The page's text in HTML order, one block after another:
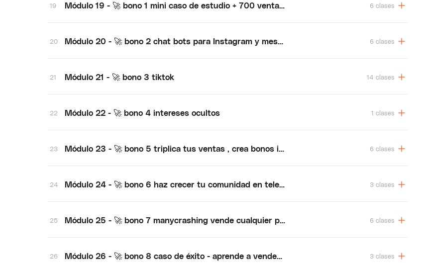
19 Módulo 19 - 🚀 bono 1 mini caso de estudio + 700 ventas con un solo producto 6 clases
20 Módulo 20 - 🚀 bono 2 chat bots para Instagram y messenger para vender productos digitales
6 clases
21 Módulo 21 - 🚀 bono 3 tiktok 14 clases
22 Módulo 22 - 🚀 bono 4 intereses ocultos 1 clases
23 Módulo 23 - 🚀 bono 5 triplica tus ventas , crea bonos irresistibles 6 clases
24 Módulo 24 - 🚀 bono 6 haz crecer tu comunidad en telegram 3 clases
25 Módulo 25 - 🚀 bono 7 manycrashing vende cualquier producto con many chat 6 clases
26 Módulo 26 - 🚀 bono 8 caso de éxito - aprende a vender pilas baby creando comunidad
3 clases